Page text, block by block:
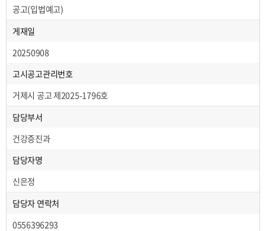
공고(입법예고)
게재일
20250908
고시공고관리번호
거제시 공고 제2025-1796호
담당부서
건강증진과
담당자명
신은정
담당자 연락처
0556396293